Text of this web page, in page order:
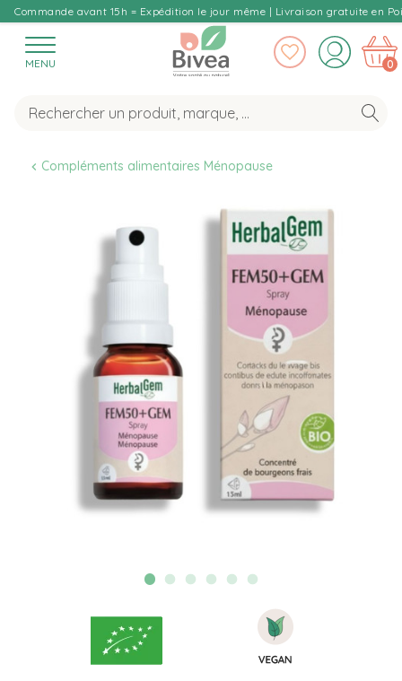
Commande avant 15h = Expédition le jour même | Livraison gratuite en
MENU 0
Compléments alimentaires Ménopause